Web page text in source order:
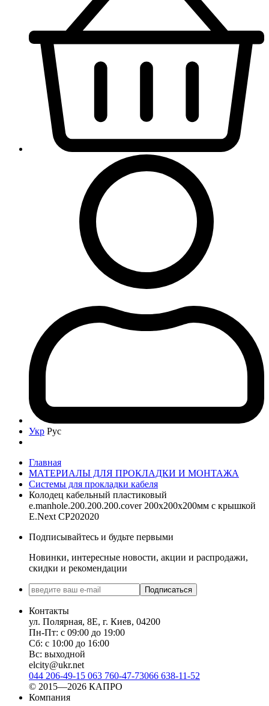
Укр Рус
Главная
МАТЕРИАЛЫ ДЛЯ ПРОКЛАДКИ И МОНТАЖА
Системы для прокладки кабеля
Колодец кабельный пластиковый
e.manhole.200.200.200.cover 200х200х200мм с крышкой
E.Next CP202020
Подписывайтесь и будьте первыми
Новинки, интересные новости, акции и распродажи,
скидки и рекомендации
Подписаться
Контакты
ул. Полярная, 8Е, г. Киев, 04200
Пн-Пт: с 09:00 до 19:00
Сб: с 10:00 до 16:00
Вс: выходной
elcity@ukr.net
044 206-49-15 063 760-47-73066 638-11-52
© 2015—2026 КАПРО
Компания